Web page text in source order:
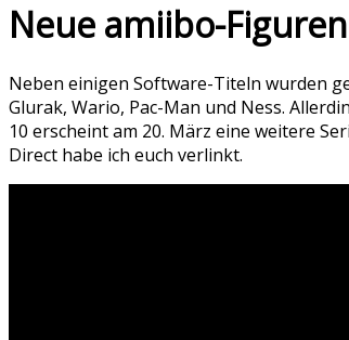
Neue amiibo-Figuren
Neben einigen Software-Titeln wurden
Glurak, Wario, Pac-Man und Ness.
10 erscheint am 20. März eine weitere
Direct habe ich euch verlinkt.